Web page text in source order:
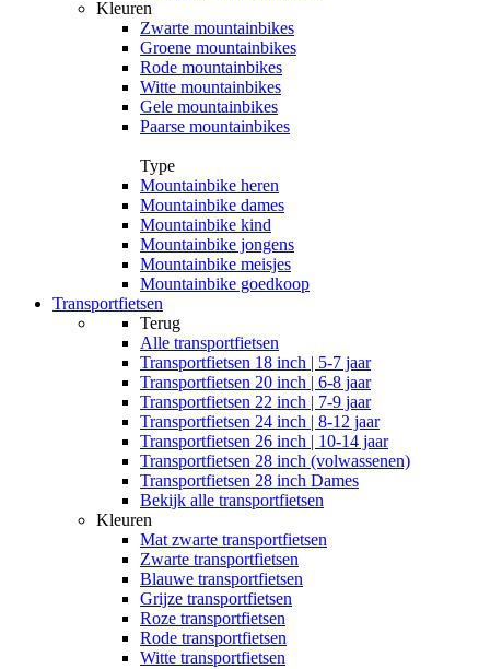
Kleuren
Zwarte mountainbikes
Groene mountainbikes
Rode mountainbikes
Witte mountainbikes
Gele mountainbikes
Paarse mountainbikes
Type
Mountainbike heren
Mountainbike dames
Mountainbike kind
Mountainbike jongens
Mountainbike meisjes
Mountainbike goedkoop
Transportfietsen
Terug
Alle transportfietsen
Transportfietsen 18 inch | 5-7 jaar
Transportfietsen 20 inch | 6-8 jaar
Transportfietsen 22 inch | 7-9 jaar
Transportfietsen 24 inch | 8-12 jaar
Transportfietsen 26 inch | 10-14 jaar
Transportfietsen 28 inch (volwassenen)
Transportfietsen 28 inch Dames
Bekijk alle transportfietsen
Kleuren
Mat zwarte transportfietsen
Zwarte transportfietsen
Blauwe transportfietsen
Grijze transportfietsen
Roze transportfietsen
Rode transportfietsen
Witte transportfietsen